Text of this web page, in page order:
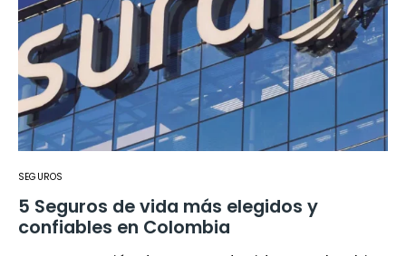
SEGUROS
5 Seguros de vida más elegidos y
confiables en Colombia